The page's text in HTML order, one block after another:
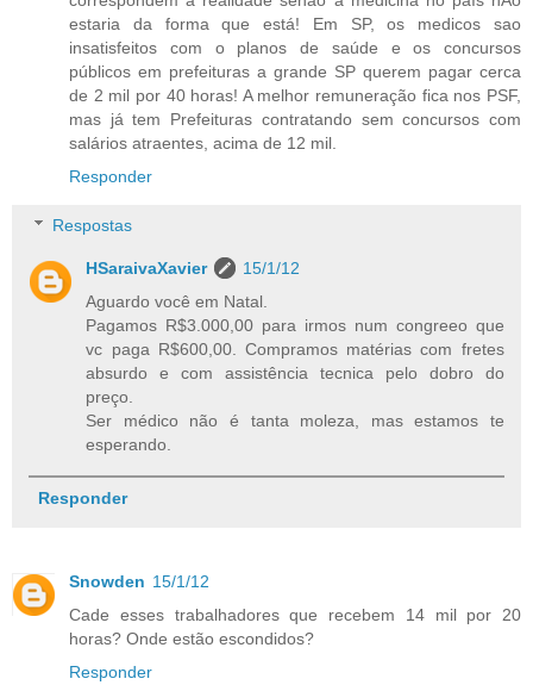
estaria da forma que está! Em SP, os medicos sao
insatisfeitos com o planos de saúde e os concursos
públicos em prefeituras a grande SP querem pagar cerca
de 2 mil por 40 horas! A melhor remuneração fica nos PSF,
mas já tem Prefeituras contratando sem concursos com
salários atraentes, acima de 12 mil.
Responder
Respostas
HSaraivaXavier
15/1/12
Aguardo você em Natal.
Pagamos R$3.000,00 para irmos num congreeo que
vc paga R$600,00. Compramos matérias com fretes
absurdo e com assistência tecnica pelo dobro do
preço.
Ser médico não é tanta moleza, mas estamos te
esperando.
Responder
Snowden 15/1/12
Cade esses trabalhadores que recebem 14 mil por 20
horas? Onde estão escondidos?
Responder